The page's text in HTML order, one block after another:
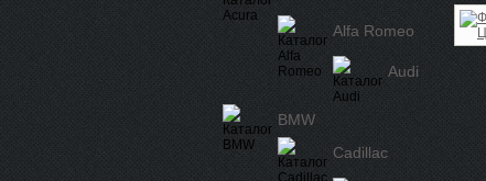
Alfa Romeo
Audi
BMW
Cadillac